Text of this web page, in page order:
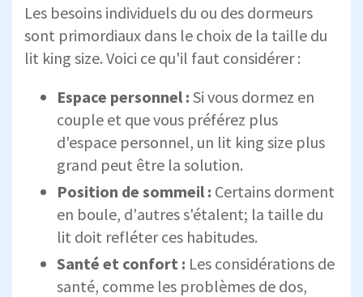
Les besoins individuels du ou des dormeurs
sont primordiaux dans le choix de la taille du
lit king size. Voici ce qu'il faut considérer :
Espace personnel : Si vous dormez en
couple et que vous préférez plus
d'espace personnel, un lit king size plus
grand peut être la solution.
Position de sommeil : Certains dorment
en boule, d'autres s'étalent; la taille du
lit doit refléter ces habitudes.
Santé et confort : Les considérations de
santé, comme les problèmes de dos,